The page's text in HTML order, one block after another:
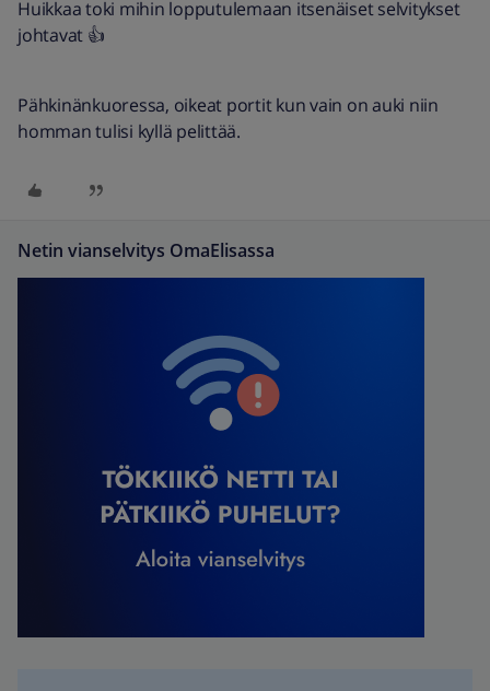
Huikkaa toki mihin lopputulemaan itsenäiset selvitykset
johtavat 👍
Pähkinänkuoressa, oikeat portit kun vain on auki niin
homman tulisi kyllä pelittää.
Netin vianselvitys OmaElisassa